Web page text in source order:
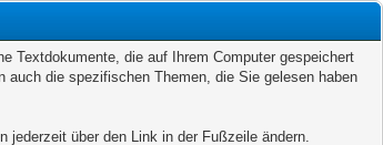
Textdokumente, die auf Ihrem Computer gespeichert
die spezifischen Themen, die Sie gelesen haben
jederzeit über den Link in der Fußzeile ändern.